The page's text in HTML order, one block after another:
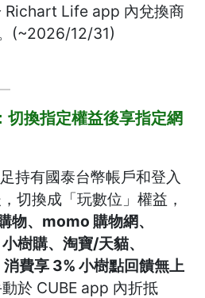
Richart Life app 內兌換商
(~2026/12/31)
切換指定權益後享指定網
持有國泰台幣帳戶和登入
切換成「玩數位」權益，
物、momo 購物網、
樹購、淘寶/天貓、
費享 3% 小樹點回饋無上
於 CUBE app 內折抵